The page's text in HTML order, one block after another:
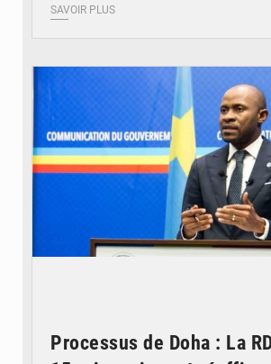
SAVOIR PLUS
Processus de Doha : La